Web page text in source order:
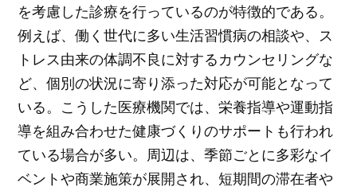
を考慮した診療を行っているのが特徴的である。
例えば、働く世代に多い生活習慣病の相談や、ス
トレス由来の体調不良に対するカウンセリングな
ど、個別の状況に寄り添った対応が可能となって
いる。こうした医療機関では、栄養指導や運動指
導を組み合わせた健康づくりのサポートも行われ
ている場合が多い。周辺は、季節ごとに多彩なイ
ベントや商業施策が展開され、短期間の滞在者や